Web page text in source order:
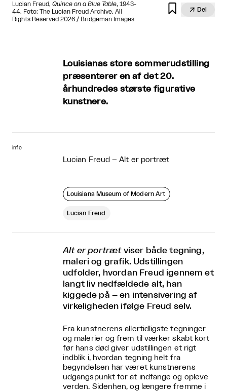
Lucian Freud, Quince on a Blue Table, 1943-
44. Foto: The Lucian Freud Archive. All
Rights Reserved 2026 / Bridgeman Images
  Del
Louisianas store sommerudstilling
præsenterer en af det 20.
århundredes største figurative
kunstnere.
info
Lucian Freud – Alt er portræt
Louisiana Museum of Modern Art
Lucian Freud
Alt er portrætviser både tegning,
maleri og grafik. Udstillingen
udfolder, hvordan Freud igennem et
langt liv nedfældede alt, han
kiggede på – en intensivering af
virkeligheden ifølge Freud selv.
Fra kunstnerens allertidligste tegninger
og malerier og frem til værker skabt kort
før hans død giver udstillingen et rigt
indblik i, hvordan tegning helt fra
begyndelsen har været kunstnerens
udgangspunkt for at indfange og opleve
verden. Sidenhen, og længere fremme i